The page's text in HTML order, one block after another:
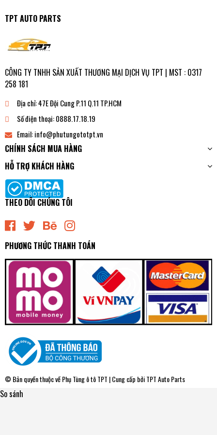
TPT AUTO PARTS
CÔNG TY TNHH SẢN XUẤT THƯƠNG MẠI DỊCH VỤ TPT | MST : 0317
258 181
Địa chỉ:47E Đội Cung P.11 Q.11 TP.HCM
Số điện thoại:0888.17.18.19
Email:info@phutungototpt.vn
CHÍNH SÁCH MUA HÀNG
HỖ TRỢ KHÁCH HÀNG
THEO DÕI CHÚNG TÔI
PHƯƠNG THỨC THANH TOÁN
© Bản quyền thuộc vềPhụ Tùng ô tô TPT | Cung cấp bởiTPT Auto Parts
So sánh